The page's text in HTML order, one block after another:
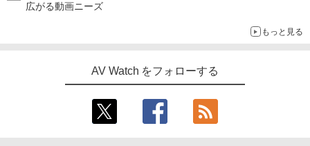
広がる動画ニーズ
もっと見る
AV Watch をフォローする